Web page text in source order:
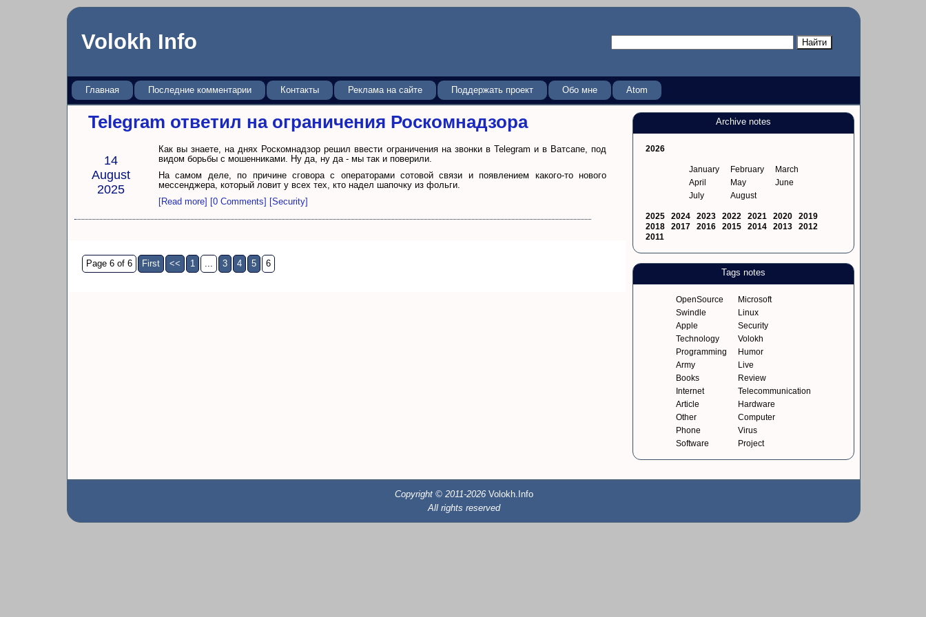
Volokh Info
Главная Последние комментарии Контакты Реклама на сайте Поддержать проект Обо мне Atom
Telegram ответил на ограничения Роскомнадзора
14
August
2025
Как вы знаете, на днях Роскомнадзор решил ввести ограничения на звонки в Telegram и в Ватсапе, под
видом борьбы с мошенниками. Ну да, ну да - мы так и поверили.
На самом деле, по причине сговора с операторами сотовой связи и появлением какого-то нового
мессенджера, который ловит у всех тех, кто надел шапочку из фольги.
[Read more] [0 Comments] [Security]
Page 6 of 6 First << 1 ... 3 4 5 6
Archive notes
2026
January February
March
April
May
June
July
August
2025 2024 2023 2022 2021 2020
2019
2018
2017 2016 2015 2014 2013
2012
2011
Tags notes
OpenSource
Microsoft
Swindle
Linux
Apple
Security
Technology
Volokh
Programming
Humor
Army
Live
Books
Review
Internet
Telecommunication
Article
Hardware
Other
Computer
Phone
Virus
Software
Project
Copyright © 2011-2026 Volokh.Info
All rights reserved